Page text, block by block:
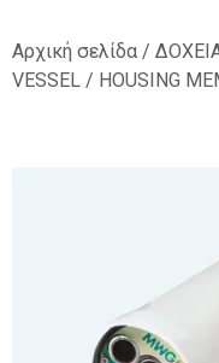
Αρχική σελίδα /
VESSEL / HOUSING